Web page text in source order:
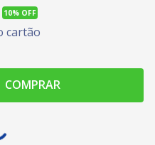
10% OFF
cartão
COMPRAR